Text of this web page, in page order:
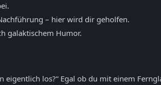
– hier wird dir geholfen.
galaktischem Humor.
los?“ Egal ob du mit einem